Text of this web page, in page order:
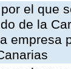
el que
de la
empresa